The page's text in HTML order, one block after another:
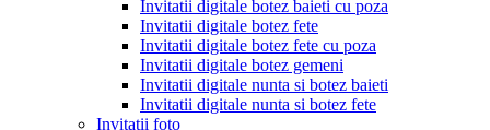
Invitatii digitale botez baieti cu poza
Invitatii digitale botez fete
Invitatii digitale botez fete cu poza
Invitatii digitale botez gemeni
Invitatii digitale nunta si botez baieti
Invitatii digitale nunta si botez fete
Invitatii foto